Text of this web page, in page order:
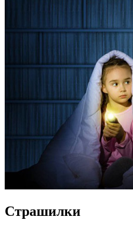
Страшилки